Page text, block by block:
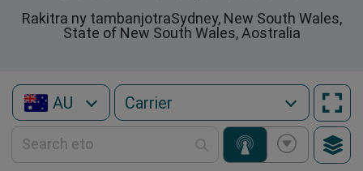
Rakitra ny tambanjotraSydney, New South Wales,
State of New South Wales, Aostralia
AU